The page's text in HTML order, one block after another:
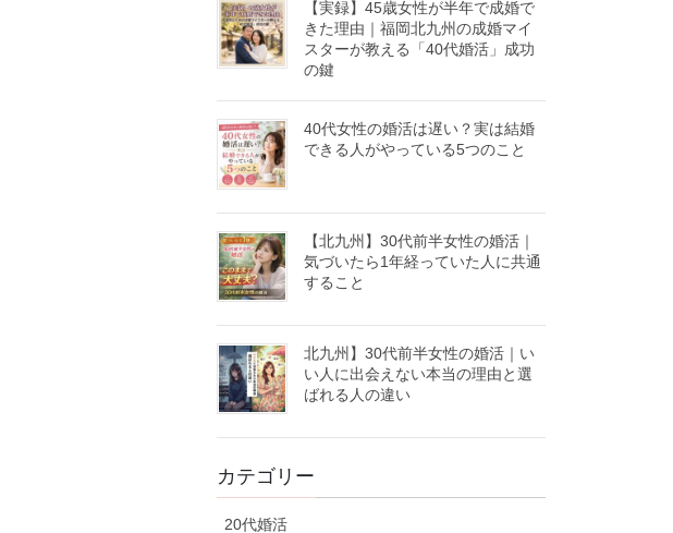
【実録】45歳女性が半年で成婚で
きた理由｜福岡北九州の成婚マイ
スターが教える「40代婚活」成功
の鍵
40代女性の婚活は遅い？実は結婚
できる人がやっている5つのこと
【北九州】30代前半女性の婚活｜
気づいたら1年経っていた人に共通
すること
北九州】30代前半女性の婚活｜い
い人に出会えない本当の理由と選
ばれる人の違い
カテゴリー
20代婚活